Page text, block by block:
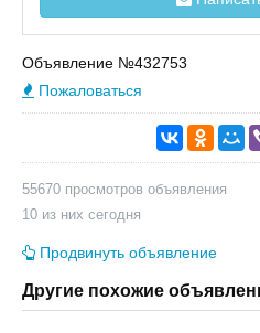
Объявление №432753
Пожаловаться
55670 просмотров объявления
10 из них сегодня
Продвинуть объявление
Другие похожие